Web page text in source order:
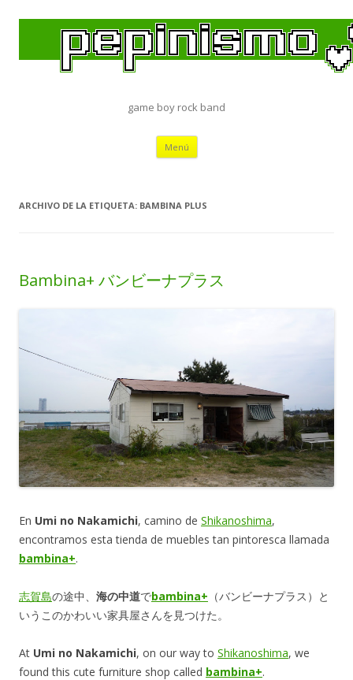
game boy rock band
Menú Saltar
contenido
ARCHIVO DE LA ETIQUETA: BAMBINA PLUS
Bambina+ バンビーナプラス
En Umi no Nakamichi, camino de Shikanoshima,
encontramos esta tienda de muebles tan pintoresca llamada
bambina+.
志賀島の途中、 海の中道でbambina+ （バンビーナプラス）と
いうこのかわいい家具屋さんを見つけた。
At Umi no Nakamichi, on our way to Shikanoshima, we
found this cute furniture shop called bambina+.